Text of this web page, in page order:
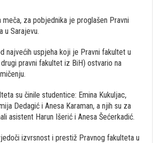
meča, za pobjednika je proglašen Pravni
u Sarajevu.
najvećih uspjeha koji je Pravni fakultet u
pravni fakultet iz BiH) ostvario na
su činile studentice: Emina Kukuljac,
Dedagić i Anesa Karaman, a njih su za
asistent Harun Išerić i Anesa Šećerkadić.
izvrsnost i prestiž Pravnog fakulteta u